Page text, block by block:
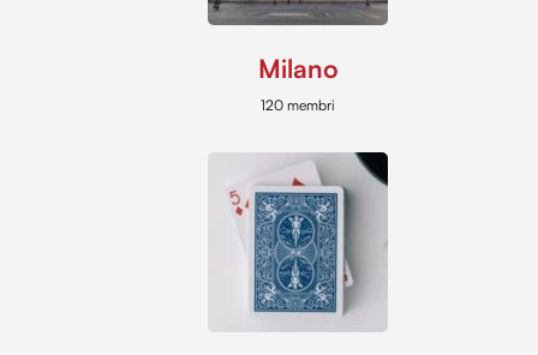
Milano
120 membri